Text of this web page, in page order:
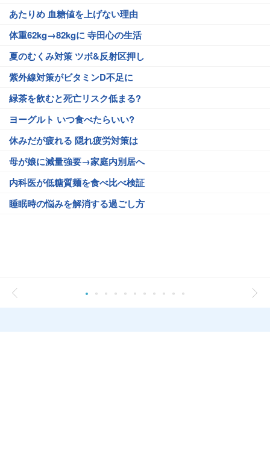
あたりめ 血糖値を上げない理由
体重62kg→82kgに 寺田心の生活
夏のむくみ対策 ツボ&反射区押し
紫外線対策がビタミンD不足に
緑茶を飲むと死亡リスク低まる?
ヨーグルト いつ食べたらいい?
休みだが疲れる 隠れ疲労対策は
母が娘に減量強要→家庭内別居へ
内科医が低糖質麺を食べ比べ検証
睡眠時の悩みを解消する過ごし方